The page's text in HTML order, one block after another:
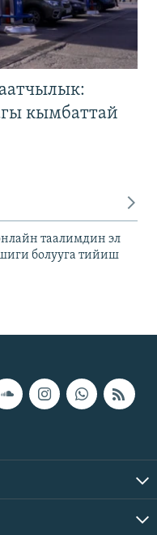
кымбаттай
таалимдин эл
болууга тийиш